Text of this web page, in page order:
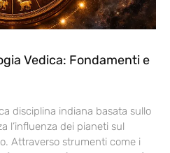
Vedica: Fondamenti e
disciplina indiana basata sullo
l’influenza dei pianeti sul
Attraverso strumenti come i